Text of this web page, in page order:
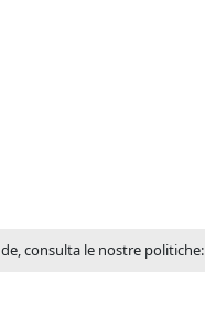
consulta le nostre politiche: